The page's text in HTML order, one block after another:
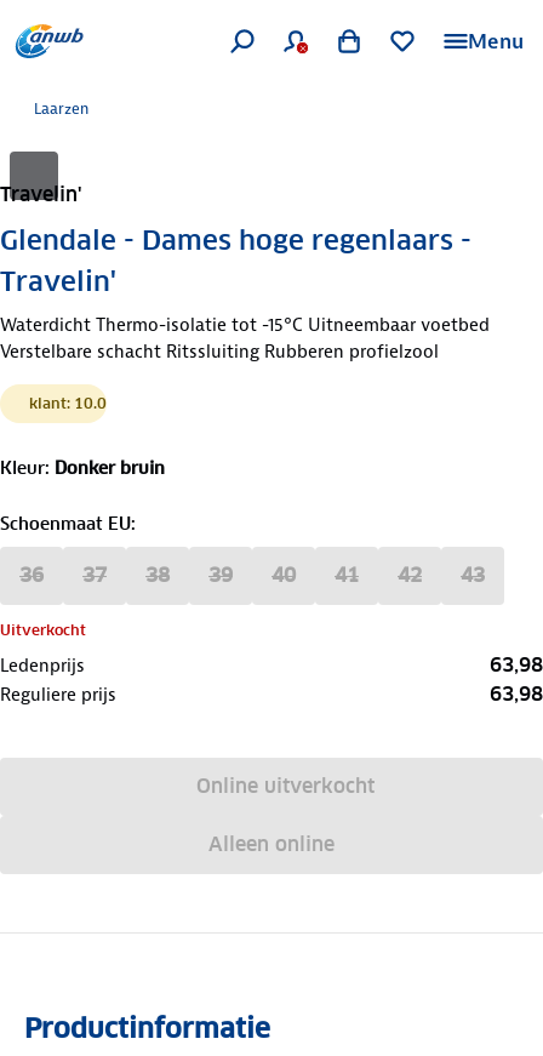
Menu
Laarzen
Travelin'
Glendale - Dames hoge regenlaars -
Travelin'
Waterdicht Thermo-isolatie tot -15°C Uitneembaar voetbed
Verstelbare schacht Ritssluiting Rubberen profielzool
klant: 10.0
Kleur: Donker bruin
Schoenmaat EU:
36 37 38 39 40 41 42 43
Uitverkocht
Ledenprijs 63,98
Reguliere prijs 63,98
Online uitverkocht
Alleen online
Productinformatie